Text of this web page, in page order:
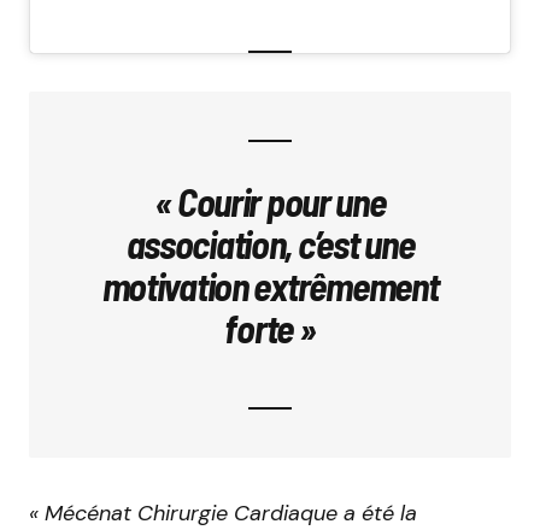
« Courir pour une
association, c’est une
motivation extrêmement
forte »
« Mécénat Chirurgie Cardiaque a été la